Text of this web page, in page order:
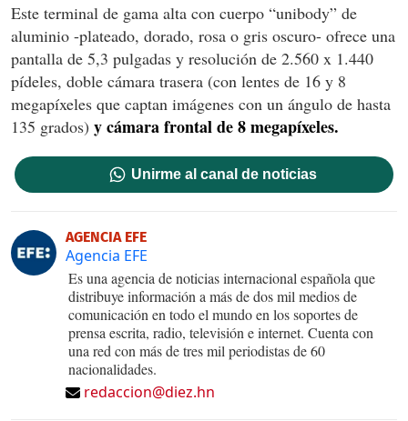
Este terminal de gama alta con cuerpo “unibody” de
aluminio -plateado, dorado, rosa o gris oscuro- ofrece una
pantalla de 5,3 pulgadas y resolución de 2.560 x 1.440
pídeles, doble cámara trasera (con lentes de 16 y 8
megapíxeles que captan imágenes con un ángulo de hasta
135 grados) y cámara frontal de 8 megapíxeles.
Unirme al canal de noticias
AGENCIA EFE
Agencia EFE
Es una agencia de noticias internacional española que
distribuye información a más de dos mil medios de
comunicación en todo el mundo en los soportes de
prensa escrita, radio, televisión e internet. Cuenta con
una red con más de tres mil periodistas de 60
nacionalidades.
redaccion@diez.hn